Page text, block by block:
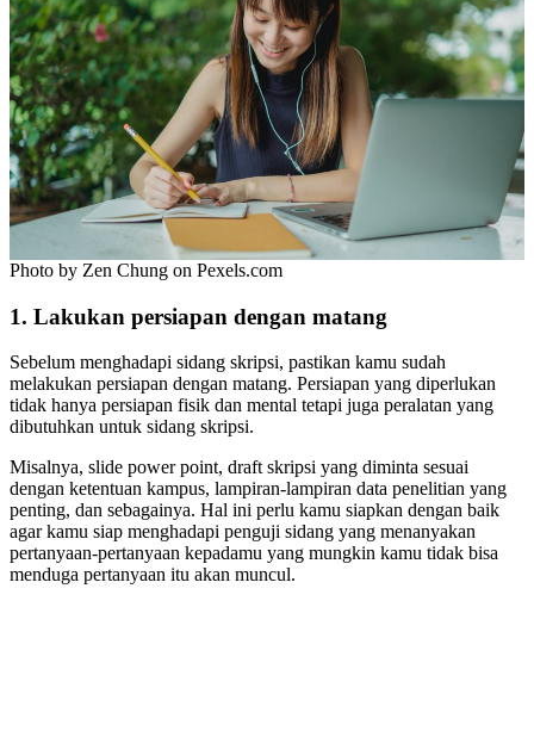
Photo by Zen Chung on Pexels.com
1. Lakukan persiapan dengan matang
Sebelum menghadapi sidang skripsi, pastikan kamu sudah
melakukan persiapan dengan matang. Persiapan yang diperlukan
tidak hanya persiapan fisik dan mental tetapi juga peralatan yang
dibutuhkan untuk sidang skripsi.
Misalnya, slide power point, draft skripsi yang diminta sesuai
dengan ketentuan kampus, lampiran-lampiran data penelitian yang
penting, dan sebagainya. Hal ini perlu kamu siapkan dengan baik
agar kamu siap menghadapi penguji sidang yang menanyakan
pertanyaan-pertanyaan kepadamu yang mungkin kamu tidak bisa
menduga pertanyaan itu akan muncul.